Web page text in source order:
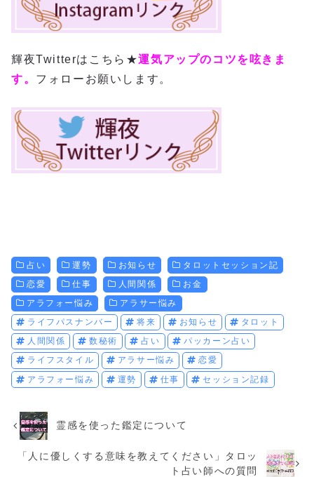
輝夜Twitterはこちら★運気アップのコツを呟きま
す。 フォローお願いします。
占い 運勢 お知らせ
タロットセッション記
恋愛
仕事 人間関係
お金
アラフォー悩み
アラサー悩み
ライフパスナンバー
将来 お知らせ
タロット
人間関係
数秘術 占い
パッカーン占い
ライフスタイル
アラサー悩み
恋愛
アラフォー悩み
運勢 仕事 セッション記録
霊感を使った鑑定について
「人に優しくする意味を教えてください」タロッ
ト占い師への質問